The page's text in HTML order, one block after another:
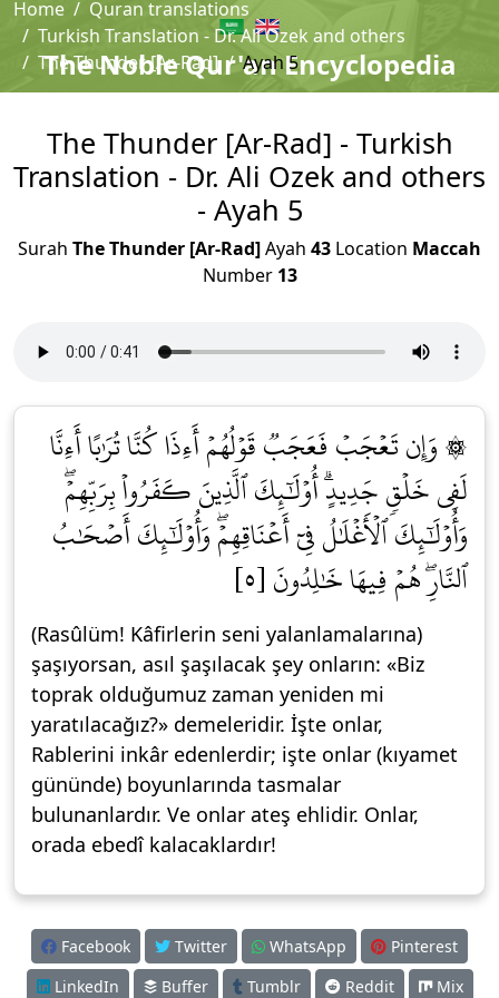
The Noble Qur'an Encyclopedia
Home
Quran translations
Turkish Translation - Dr. Ali Ozek and others
The Thunder [Ar-Rad]
Ayah 5
The Thunder [Ar-Rad] - Turkish
Translation - Dr. Ali Ozek and others
- Ayah 5
Surah The Thunder [Ar-Rad]Ayah 43 Location Maccah
Number 13
۞ وَإِن تَعۡجَبۡ فَعَجَبٞ قَوۡلُهُمۡ أَءِذَا كُنَّا تُرَٰبًا أَءِنَّا
لَفِي خَلۡقٖ جَدِيدٍۗ أُوْلَٰٓئِكَ ٱلَّذِينَ كَفَرُواْ بِرَبِّهِمۡۖ
وَأُوْلَٰٓئِكَ ٱلۡأَغۡلَٰلُ فِيٓ أَعۡنَاقِهِمۡۖ وَأُوْلَٰٓئِكَ أَصۡحَٰبُ
ٱلنَّارِۖ هُمۡ فِيهَا خَٰلِدُونَ [٥]
(Rasûlüm! Kâfirlerin seni yalanlamalarına)
şaşıyorsan, asıl şaşılacak şey onların: «Biz
toprak olduğumuz zaman yeniden mi
yaratılacağız?» demeleridir. İşte onlar,
Rablerini inkâr edenlerdir; işte onlar (kıyamet
gününde) boyunlarında tasmalar
bulunanlardır. Ve onlar ateş ehlidir. Onlar,
orada ebedî kalacaklardır!
Facebook Twitter WhatsApp
Pinterest
LinkedIn
Buffer Tumblr Reddit Mix